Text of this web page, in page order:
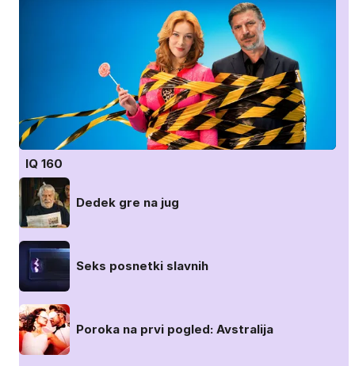
IQ 160
Dedek gre na jug
Seks posnetki slavnih
Poroka na prvi pogled: Avstralija